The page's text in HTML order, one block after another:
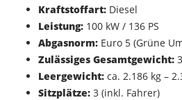
Kraftstoffart: Diesel
Leistung: 100 kW / 136 PS
Abgasnorm: Euro 5 (Grüne
Zulässiges Gesamtgewicht:
Leergewicht: ca. 2.186 kg –
Sitzplätze: 3 (inkl. Fahrer)